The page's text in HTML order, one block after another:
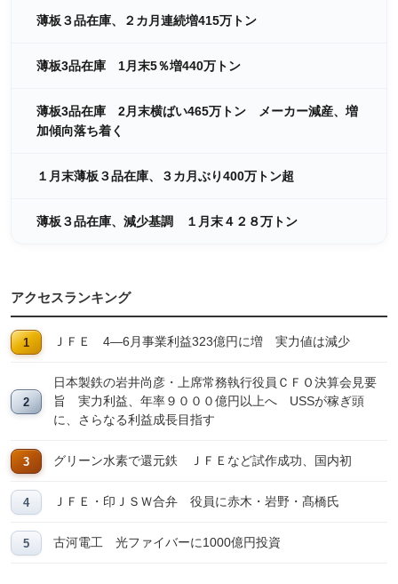
薄板３品在庫、２カ月連続増415万トン
薄板3品在庫 1月末5％増440万トン
薄板3品在庫 2月末横ばい465万トン メーカー減産、増
加傾向落ち着く
１月末薄板３品在庫、３カ月ぶり400万トン超
薄板３品在庫、減少基調 １月末４２８万トン
アクセスランキング
ＪＦＥ 4―6月事業利益323億円に増 実力値は減少
日本製鉄の岩井尚彦・上席常務執行役員ＣＦＯ決算会見要
旨 実力利益、年率９０００億円以上へ USSが稼ぎ頭
に、さらなる利益成長目指す
グリーン水素で還元鉄 ＪＦＥなど試作成功、国内初
ＪＦＥ・印ＪＳＷ合弁 役員に赤木・岩野・髙橋氏
古河電工 光ファイバーに1000億円投資